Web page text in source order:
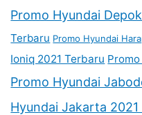
Promo Hyundai
Terbaru Promo Hyundai
Ioniq 2021 Terbaru
Promo Hyundai
Hyundai Jakarta 2021